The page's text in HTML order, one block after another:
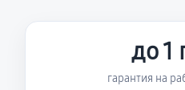
до 1
гарантия на